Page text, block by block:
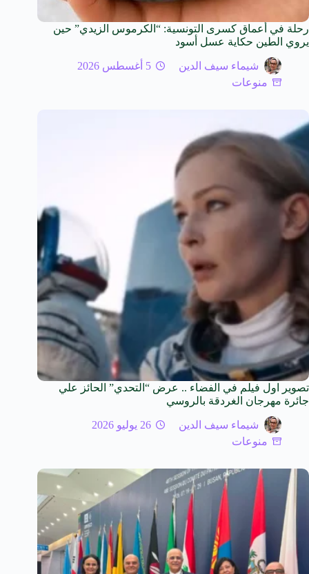
رحلة في أعماق كسرى التونسية: “الكرموس الزيدي” حين
يروي الطين حكاية عسل أسود
شيماء سيف الدين
5 أغسطس 2026
منوعات
تصوير اول فيلم في الفضاء .. عرض “التحدي” الحائز علي
جائرة مهرجان الغردقة بالروسي
شيماء سيف الدين
26 يوليو 2026
منوعات